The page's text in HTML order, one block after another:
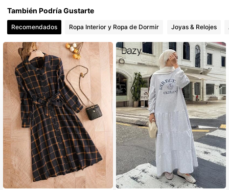
4,89
949K Seguidores
4,89 949K Seguidores
4,89 949K Seguidores
También Podría Gustarte
Recomendados Ropa Interior y Ropa de Dormir Joyas & Relojes